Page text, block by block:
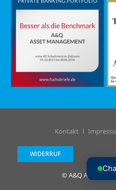
Kontakt
WIDERRUF
© A&Q Asset